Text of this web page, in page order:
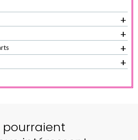
+
+
+
+
pourraient